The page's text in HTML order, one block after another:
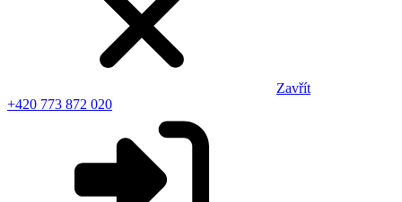
Zavřít
+420 773 872 020